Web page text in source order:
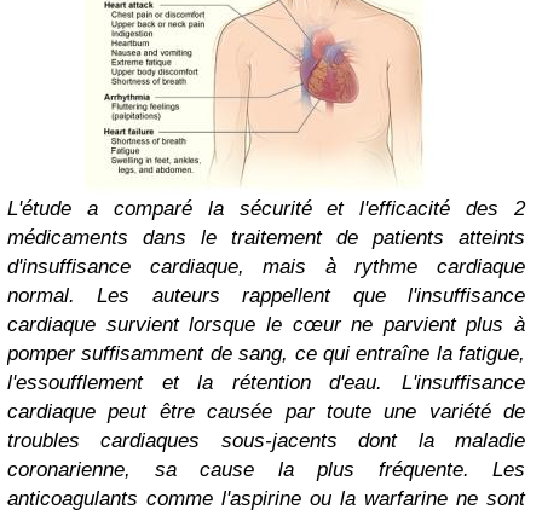
L'étude a comparé la sécurité et l'efficacité des 2
médicaments dans le traitement de patients atteints
d'insuffisance cardiaque, mais à rythme cardiaque
normal. Les auteurs rappellent que l'insuffisance
cardiaque survient lorsque le cœur ne parvient plus à
pomper suffisamment de sang, ce qui entraîne la fatigue,
l'essoufflement et la rétention d'eau. L'insuffisance
cardiaque peut être causée par toute une variété de
troubles cardiaques sous-jacents dont la maladie
coronarienne, sa cause la plus fréquente. Les
anticoagulants comme l'aspirine ou la warfarine ne sont